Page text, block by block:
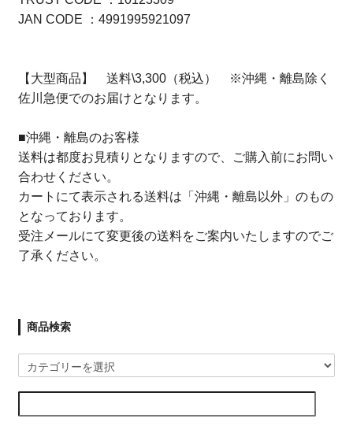
JAN CODE ：4991995921097
【大型商品】 送料\3,300（税込） ※沖縄・離島除く
佐川急便でのお届けとなります。
■沖縄・離島のお客様
送料は都度お見積りとなりますので、ご購入前にお問い
合わせください。
カートにて表示される送料は「沖縄・離島以外」のもの
となっております。
受注メールにて変更後の送料をご案内いたしますのでご
了承ください。
商品検索